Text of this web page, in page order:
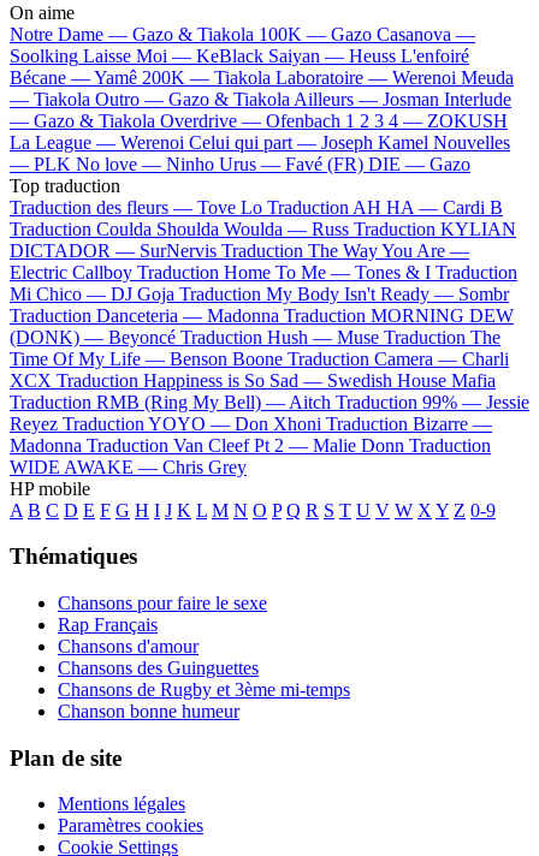
On aime
Notre Dame — Gazo & Tiakola 100K — Gazo Casanova —
Soolking Laisse Moi — KeBlack Saiyan — Heuss L'enfoiré
Bécane —Yamê 200K — Tiakola Laboratoire — Werenoi Meuda
— Tiakola Outro — Gazo & Tiakola Ailleurs — Josman Interlude
— Gazo & Tiakola Overdrive — Ofenbach 1 2 3 4 — ZOKUSH
La League — Werenoi Celui qui part — Joseph Kamel Nouvelles
— PLK No love — Ninho Urus — Favé (FR) DIE — Gazo
Top traduction
Traduction des fleurs — Tove Lo Traduction AH HA — Cardi B
Traduction Coulda Shoulda Woulda — Russ Traduction KYLIAN
DICTADOR — SurNervis Traduction The Way You Are —
Electric Callboy Traduction Home To Me — Tones & I Traduction
Mi Chico — DJ Goja Traduction My Body Isn't Ready — Sombr
Traduction Danceteria — Madonna Traduction MORNING DEW
(DONK) — Beyoncé Traduction Hush — Muse Traduction The
Time Of My Life — Benson Boone Traduction Camera — Charli
XCX Traduction Happiness is So Sad — Swedish House Mafia
Traduction RMB (Ring My Bell) — Aitch Traduction 99% — Jessie
Reyez Traduction YOYO — Don Xhoni Traduction Bizarre —
Madonna Traduction Van Cleef Pt 2 — Malie Donn Traduction
WIDE AWAKE — Chris Grey
HP mobile
A B C D E F G H I J K L M N O P Q R S T U V W X Y Z 0-9
Thématiques
Chansons pour faire le sexe
Rap Français
Chansons d'amour
Chansons des Guinguettes
Chansons de Rugby et 3ème mi-temps
Chanson bonne humeur
Plan de site
Mentions légales
Paramètres cookies
Cookie Settings